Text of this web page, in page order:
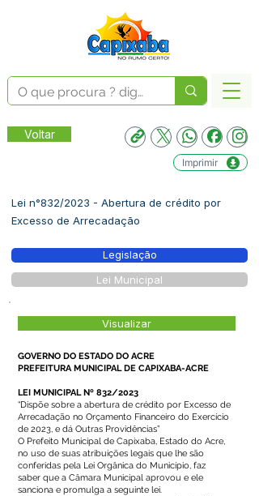
Voltar
Imprimir
Lei n°832/2023 - Abertura de crédito por
Excesso de Arrecadação
Legislação
Lei Municipal
Visualizar
GOVERNO DO ESTADO DO ACRE
PREFEITURA MUNICIPAL DE CAPIXABA-ACRE
LEI MUNICIPAL Nº 832/2023
“Dispõe sobre a abertura de crédito por Excesso de
Arrecadação no Orçamento Financeiro do Exercício
de 2023, e dá Outras Providências”
O Prefeito Municipal de Capixaba, Estado do Acre,
no uso de suas atribuições legais que lhe são
conferidas pela Lei Orgânica do Município, faz
saber que a Câmara Municipal aprovou e ele
sanciona e promulga a seguinte lei.